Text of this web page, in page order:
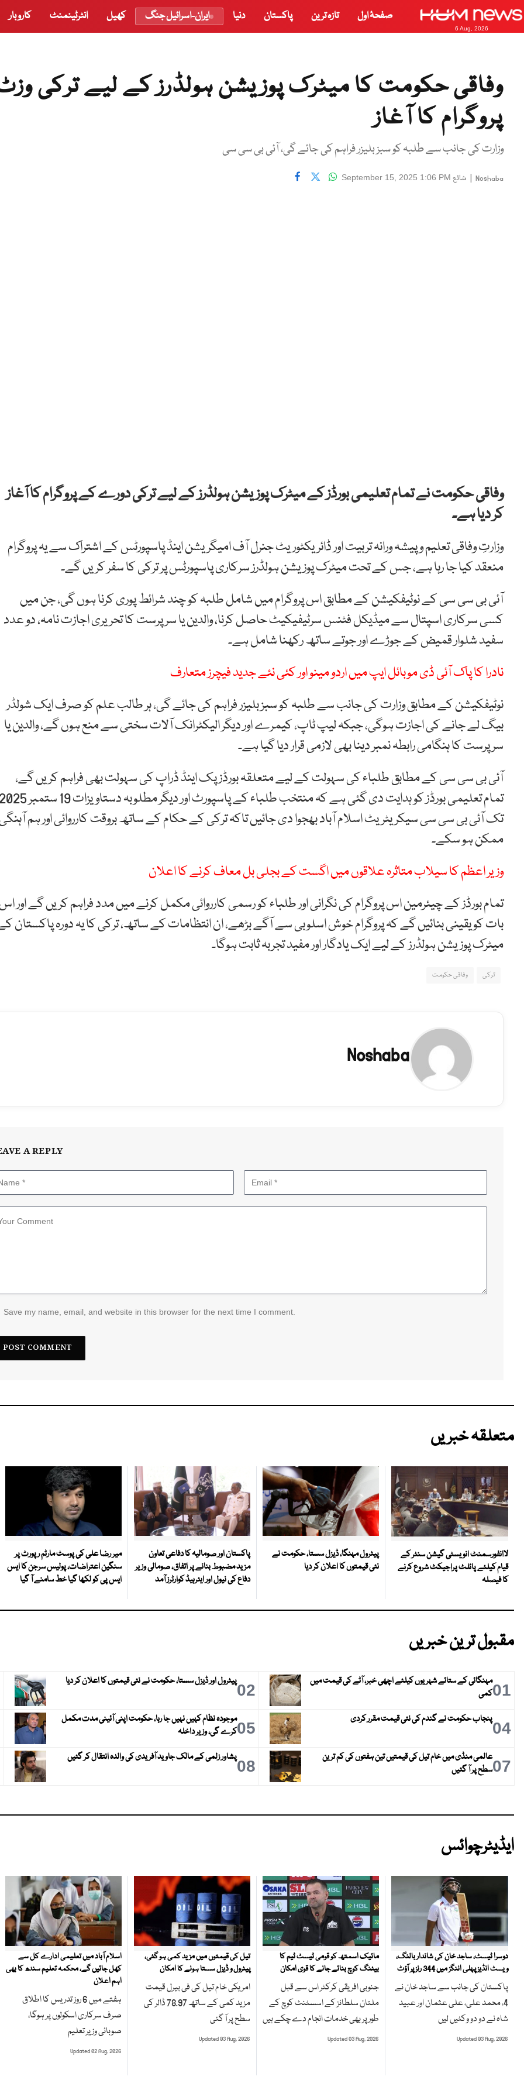
6 Aug, 2026
صفحۂ اول تازہ ترین پاکستان دنیا ایران-اسرائیل جنگ کھیل انٹرٹینمنٹ کاروبار
وفاقی حکومت کا میٹرک پوزیشن ہولڈرز کے لیے ترکی
پروگرام کا آغاز
وزارت کی جانب سے طلبہ کو سبز بلیزر فراہم کی جائے گی، آئی بی سی سی
Noshaba
| شائع September 15, 2025 1:06 PM
وفاقی حکومت نے تمام تعلیمی بورڈز کے میٹرک پوزیشن ہولڈرز کے لیے ترکی دورے کے پروگرام کا آغاز
کر دیا ہے۔
وزارتِ وفاقی تعلیم و پیشہ ورانہ تربیت اور ڈائریکٹوریٹ جنرل آف امیگریشن اینڈ پاسپورٹس کے اشتراک سے یہ پروگرام
منعقد کیا جا رہا ہے، جس کے تحت میٹرک پوزیشن ہولڈرز سرکاری پاسپورٹس پر ترکی کا سفر کریں گے۔
آئی بی سی سی کے نوٹیفکیشن کے مطابق اس پروگرام میں شامل طلبہ کو چند شرائط پوری کرنا ہوں گی، جن میں
کسی سرکاری اسپتال سے میڈیکل فٹنس سرٹیفیکیٹ حاصل کرنا، والدین یا سرپرست کا تحریری اجازت نامہ، دو عدد
سفید شلوار قمیض کے جوڑے اور جوتے ساتھ رکھنا شامل ہے۔
نادرا کا پاک آئی ڈی موبائل ایپ میں اردو مینو اور کئی نئے جدید فیچرز متعارف
نوٹیفکیشن کے مطابق وزارت کی جانب سے طلبہ کو سبز بلیزر فراہم کی جائے گی، ہر طالب علم کو صرف ایک شولڈر
بیگ لے جانے کی اجازت ہوگی، جبکہ لیپ ٹاپ، کیمرے اور دیگر الیکٹرانک آلات سختی سے منع ہوں گے، والدین یا
سرپرست کا ہنگامی رابطہ نمبر دینا بھی لازمی قرار دیا گیا ہے۔
آئی بی سی سی کے مطابق طلباء کی سہولت کے لیے متعلقہ بورڈز پک اینڈ ڈراپ کی سہولت بھی فراہم کریں گے،
تمام تعلیمی بورڈز کو ہدایت دی گئی ہے کہ منتخب طلباء کے پاسپورٹ اور دیگر مطلوبہ
تک آئی بی سی سی سیکریٹریٹ اسلام آباد بھجوا دی جائیں تاکہ ترکی کے حکام کے ساتھ بروقت کارروائی اور ہم
ممکن ہو سکے۔
وزیر اعظم کا سیلاب متاثرہ علاقوں میں اگست کے بجلی بل معاف کرنے کا اعلان
تمام بورڈز کے چیئرمین اس پروگرام کی نگرانی اور طلباء کو رسمی کارروائی مکمل کرنے میں مدد فراہم کریں گے اور
بات کو یقینی بنائیں گے کہ پروگرام خوش اسلوبی سے آگے بڑھے، ان انتظامات کے ساتھ، ترکی کا یہ دورہ پاکستان
میٹرک پوزیشن ہولڈرز کے لیے ایک یادگار اور مفید تجربہ ثابت ہوگا۔
ترکی وفاقی حکومت
Noshaba
A REPLY
Save my name, email, and website in this browser for the next time I comment.
متعلقہ خبریں
لاانفورسمنٹ انویسٹی گیشن سنٹر کے
قیام کیلئے پائلٹ پراجیکٹ شروع کرنے
کا فیصلہ
پیٹرول مہنگا، ڈیزل سستا، حکومت نے
نئی قیمتوں کا اعلان کر دیا
پاکستان اور صومالیہ کا دفاعی تعاون
مزید مضبوط بنانے پر اتفاق، صومالی وزیر
دفاع کی نیول اور ایئرہیڈ کوارٹرز آمد
میر رضا علی کی پوسٹ مارٹم رپورٹ پر
سنگین اعتراضات، پولیس سرجن کا ایس
ایس پی کو لکھا گیا خط سامنے آ گیا
مقبول ترین خبریں
01مہنگائی کے ستائے شہریوں کیلئے اچھی خبر، آٹے کی قیمت میں
کمی
02پیٹرول اور ڈیزل سستا، حکومت نے نئی قیمتوں کا اعلان کر دیا
04پنجاب حکومت نے گندم کی نئی قیمت مقرر کردی 05موجودہ نظام کہیں نہیں جا رہا، حکومت اپنی آئینی مدت مکمل
کرے گی، وزیر داخلہ
07عالمی منڈی میں خام تیل کی قیمتیں تین ہفتوں کی کم ترین
سطح پر آ گئیں
08پشاور زلمی کے مالک جاوید آفریدی کی والدہ انتقال کر گئیں
ایڈیٹرچوائس
دوسرا ٹیسٹ، ساجد خان کی شاندار بالنگ،
ویسٹ انڈیز پہلی اننگز میں 344 رنز پر آؤٹ
پاکستان کی جانب سے ساجد خان نے
4، محمد علی، علی عثمان اور عبید
شاہ نے دو دو وکٹیں لیں
Updated 03 Aug, 2026
مائیک اسمتھ کو قومی ٹیسٹ ٹیم کا
بیٹنگ کوچ بنائے جانے کا قوی امکان
جنوبی افریقی کرکٹر اس سے قبل
ملتان سلطانز کے اسسٹنٹ کوچ کے
طور پر بھی خدمات انجام دے چکے ہیں
Updated 03 Aug, 2026
تیل کی قیمتوں میں مزید کمی ہو گئی،
پیٹرول و ڈیزل سستا ہونے کا امکان
امریکی خام تیل کی فی بیرل قیمت
مزید کمی کے ساتھ 78.97 ڈالر کی
سطح پر آ گئی
Updated 03 Aug, 2026
اسلام آباد میں تعلیمی ادارے کل سے
کھل جائیں گے، محکمہ تعلیم سندھ کا بھی
اہم اعلان
ہفتے میں 6 روز تدریس کا اطلاق
صرف سرکاری اسکولوں پر ہوگا،
صوبائی وزیر تعلیم
Updated 02 Aug, 2026